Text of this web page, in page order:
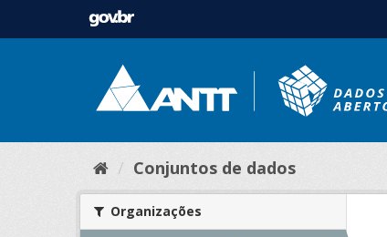
Conjuntos de dados
Organizações